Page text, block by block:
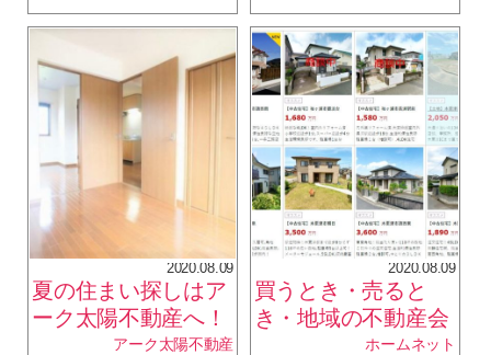
2020.08.09
夏の住まい探しはア
ーク太陽不動産へ！
アーク太陽不動産
2020.08.09
買うとき・売ると
き・地域の不動産会
ホームネット